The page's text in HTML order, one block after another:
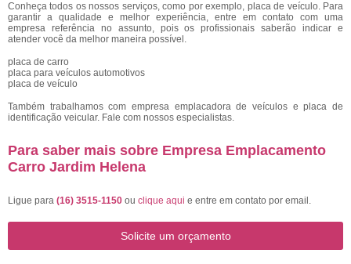
Conheça todos os nossos serviços, como por exemplo, placa de veículo. Para
garantir a qualidade e melhor experiência, entre em contato com uma
empresa referência no assunto, pois os profissionais saberão indicar e
atender você da melhor maneira possível.
placa de carro
placa para veículos automotivos
placa de veículo
Também trabalhamos com empresa emplacadora de veículos e placa de
identificação veicular. Fale com nossos especialistas.
Para saber mais sobre Empresa Emplacamento
Carro Jardim Helena
Ligue para (16) 3515-1150 ou clique aqui e entre em contato por email.
Solicite um orçamento